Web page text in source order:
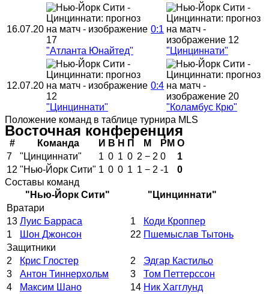
16.07.20
"Атланта Юнайтед"
0:1
"Цинциннати"
12.07.20
"Цинциннати"
0:4
"Коламбус Крю"
Положение команд в таблице турнира MLS
Восточная конференция
# Команда И В Н П М РМ О
7
"Цинциннати" 1 0 1 0 2 − 2 0
1
12 "Нью-Йорк Сити" 1 0 0 1 1 − 2 -1
0
Составы команд
"Нью-Йорк Сити"
"Цинциннати"
Вратари
13 Луис Барраса 1
Коди Кроппер
1
Шон Джонсон 22 Пшемыслав Тытонь
Защитники
2
Крис Глостер 2
Эдгар Кастильо
3
Антон Тиннерхольм 3
Том Петтерссон
4
Максим Шано 14 Ник Хагглунд